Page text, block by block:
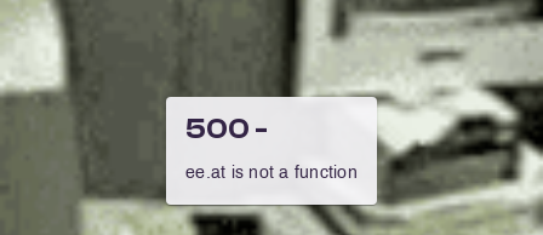
500 -
ee.at is not a function